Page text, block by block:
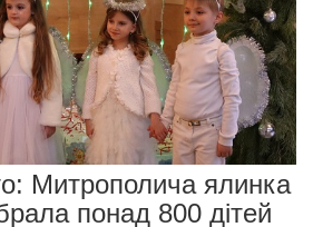
Митрополича ялинка
понад 800 дітей